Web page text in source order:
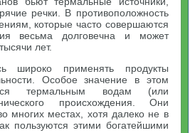
речки. В противоположность
которые часто совершаются
весьма долговечна и может
лет.
широко применять продукты
Особое значение в этом
термальным водам (или
происхождения. Они
многих местах, хотя далеко не в
пользуются этими богатейшими